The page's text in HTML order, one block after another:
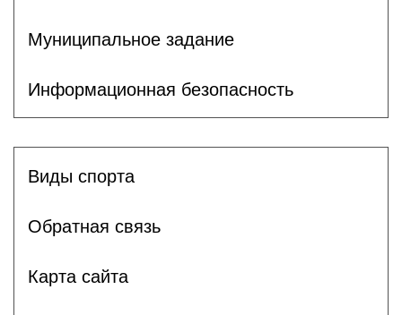
Муниципальное задание
Информационная безопасность
Виды спорта
Обратная связь
Карта сайта